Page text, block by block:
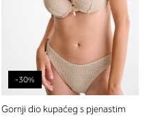
-30%
Gornji dio kupaćeg s pjenastim